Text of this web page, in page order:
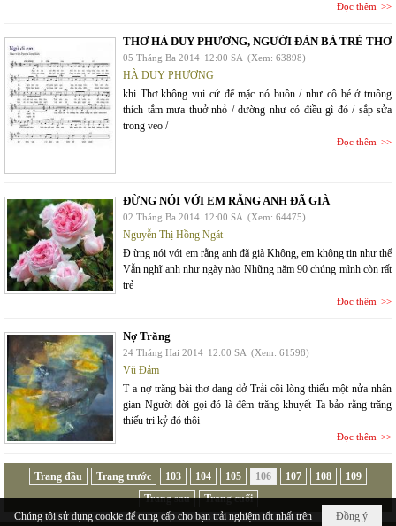
Đọc thêm
THƠ HÀ DUY PHƯƠNG, NGƯỜI ĐÀN BÀ TRẺ THƠ
05 Tháng Ba 2014 12:00 SA (Xem: 63898)
HÀ DUY PHƯƠNG
khi Thơ không vui cứ để mặc nó buồn / như cô bé ở truồng
thích tắm mưa thuở nhỏ / dường như có điều gì đó / sắp sửa
trong veo /
Đọc thêm
ĐỪNG NÓI VỚI EM RẰNG ANH ĐÃ GIÀ
02 Tháng Ba 2014 12:00 SA (Xem: 64475)
Nguyễn Thị Hồng Ngát
Đ ừng nói với em rằng anh đã già Không, em không tin như thế
Vẫn nghĩ anh như ngày nào Những năm 90 chúng mình còn rất
trẻ
Đọc thêm
Nợ Trăng
24 Tháng Hai 2014 12:00 SA (Xem: 61598)
Vũ Đảm
T a nợ trăng bài thơ dang dở Trải cõi lòng thiếu một nửa nhân
gian Người đời gọi đó là đêm trăng khuyết Ta bảo rằng trăng
thiếu tri kỷ đó thôi
Đọc thêm
Trang đầu Trang trước 103 104 105 106 107 108
109
Trang sau
Trang cuối
Đồng ý
Chúng tôi sử dụng cookie để cung cấp cho bạn trải nghiệm tốt nhất trên